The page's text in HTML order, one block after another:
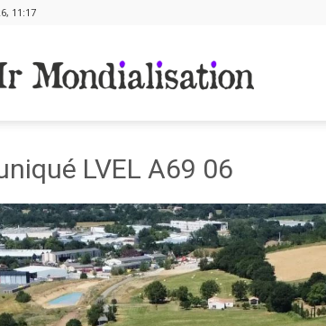
11:17
LVEL A69 06